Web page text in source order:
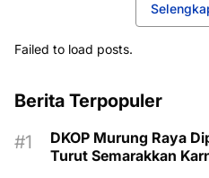
Failed to load posts.
Berita Terpopuler
DKOP Murung Raya
Turut Semarakkan